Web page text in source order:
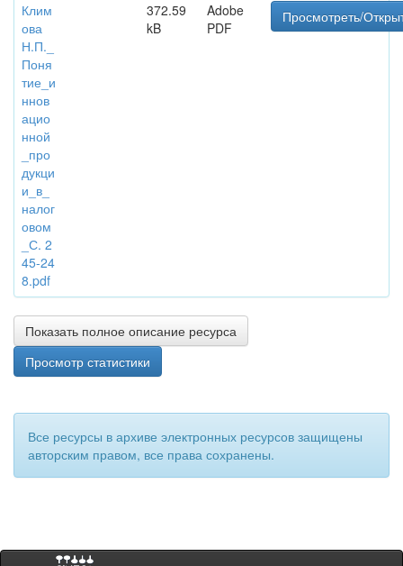
Клим
ова
Н.П._
Поня
тие_и
ннов
ацио
нной
_про
дукци
и_в_
налог
овом
_С. 2
45-24
8.pdf
372.59
kB
Adobe
PDF
Просмотреть/
Показать полное описание ресурса
Просмотр статистики
Все ресурсы в архиве электронных ресурсов защищены
авторским правом, все права сохранены.